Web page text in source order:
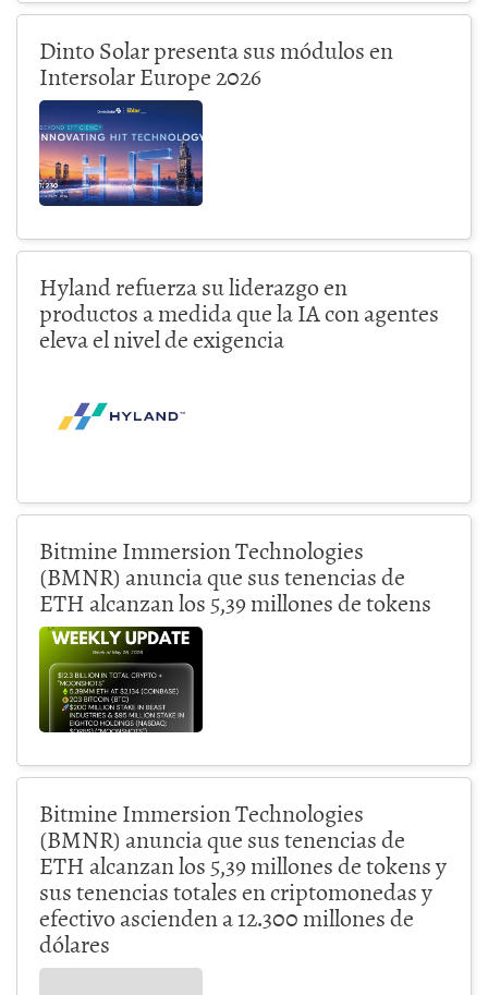
Dinto Solar presenta sus módulos en
Intersolar Europe 2026
Hyland refuerza su liderazgo en
productos a medida que la IA con agentes
eleva el nivel de exigencia
Bitmine Immersion Technologies
(BMNR) anuncia que sus tenencias de
ETH alcanzan los 5,39 millones de tokens
Bitmine Immersion Technologies
(BMNR) anuncia que sus tenencias de
ETH alcanzan los 5,39 millones de tokens y
sus tenencias totales en criptomonedas y
efectivo ascienden a 12.300 millones de
dólares